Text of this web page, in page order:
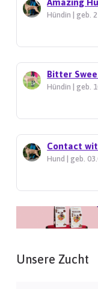
Amazing
Hündin | geb.
Bitter
Hündin | geb.
Contact
Hund | geb.
Unsere Zucht